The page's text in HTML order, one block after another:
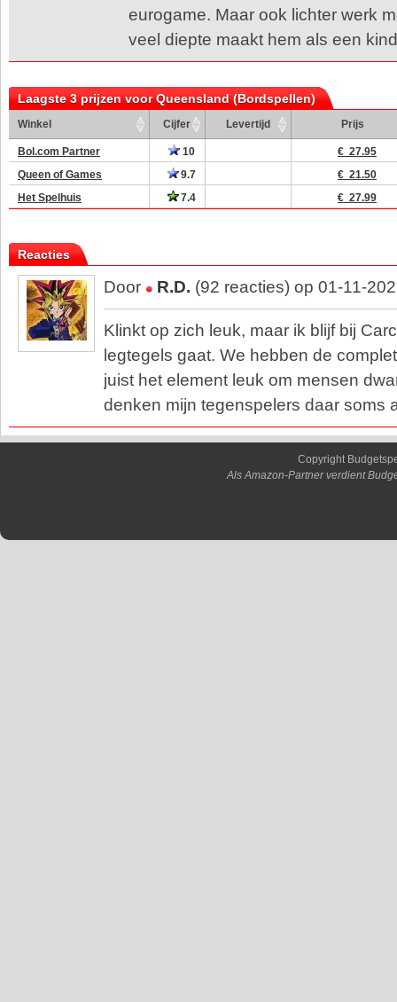
eurogame. Maar ook lichter werk
veel diepte maakt hem als een
Laagste 3 prijzen voor Queensland (Bordspellen)
Winkel Cijfer Levertijd Prijs
Bol.com Partner 10
€ 27.95
Queen of Games
9.7
€ 21.50
Het Spelhuis
7.4 € 27.99
Reacties
Door R.D. (92 reacties) op 01-11-
Klinkt op zich leuk, maar ik blijf bij
legtegels gaat. We hebben de
juist het element leuk om mensen
denken mijn tegenspelers daar soms
Copyright
Als Amazon-Partner verdient